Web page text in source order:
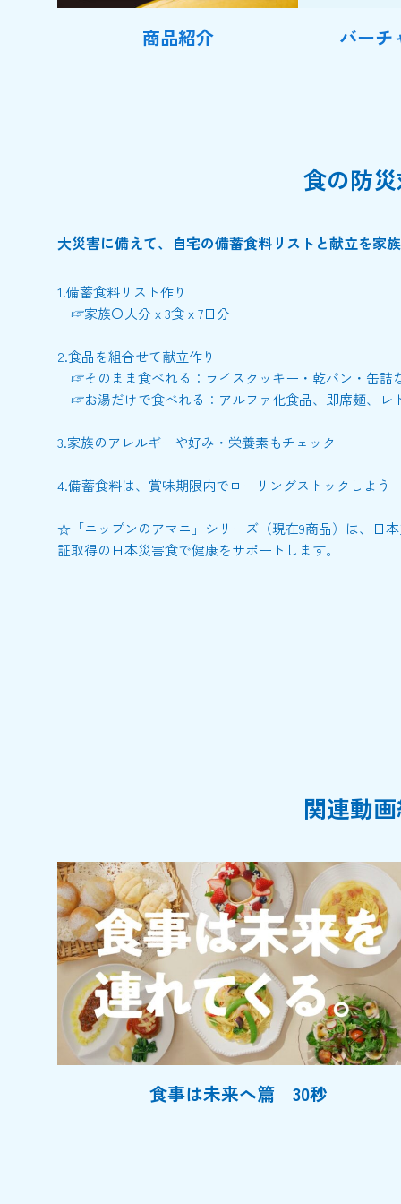
商品紹介 バーチ
食の防
大災害に備えて、自宅の備蓄食料リストと献立を家
1.備蓄食料リスト作り
☞家族〇人分ｘ3食ｘ7日分
2.食品を組合せて献立作り
☞そのまま食べれる：ライスクッキー・乾パン・缶詰
☞お湯だけで食べれる：アルファ化食品、即席麺、レ
3.家族のアレルギーや好み・栄養素もチェック
4.備蓄食料は、賞味期限内でローリングストックしよう
☆「ニップンのアマニ」シリーズ（現在9商品）は、日
証取得の日本災害食で健康をサポートします。
関連動
食事は未来へ篇 30秒